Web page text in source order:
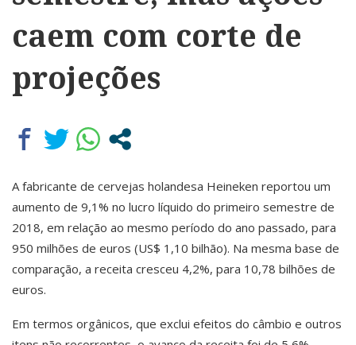
caem com corte de
projeções
A fabricante de cervejas holandesa Heineken reportou um
aumento de 9,1% no lucro líquido do primeiro semestre de
2018, em relação ao mesmo período do ano passado, para
950 milhões de euros (US$ 1,10 bilhão). Na mesma base de
comparação, a receita cresceu 4,2%, para 10,78 bilhões de
euros.
Em termos orgânicos, que exclui efeitos do câmbio e outros